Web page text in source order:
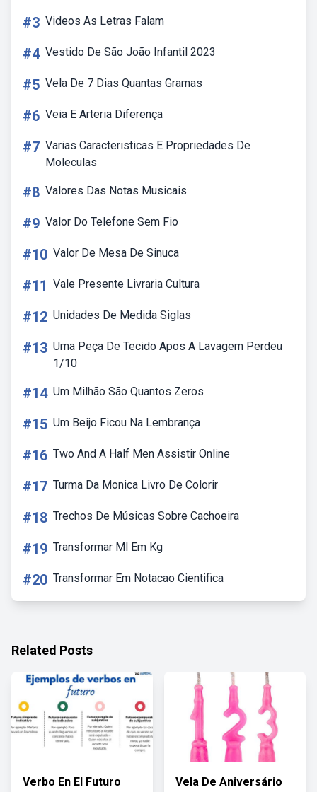
#3 Videos As Letras Falam
#4 Vestido De São João Infantil 2023
#5 Vela De 7 Dias Quantas Gramas
#6 Veia E Arteria Diferença
#7 Varias Caracteristicas E Propriedades De
Moleculas
#8 Valores Das Notas Musicais
#9 Valor Do Telefone Sem Fio
#10 Valor De Mesa De Sinuca
#11 Vale Presente Livraria Cultura
#12 Unidades De Medida Siglas
#13 Uma Peça De Tecido Apos A Lavagem Perdeu
1/10
#14 Um Milhão São Quantos Zeros
#15 Um Beijo Ficou Na Lembrança
#16 Two And A Half Men Assistir Online
#17 Turma Da Monica Livro De Colorir
#18 Trechos De Músicas Sobre Cachoeira
#19 Transformar Ml Em Kg
#20 Transformar Em Notacao Cientifica
Related Posts
Verbo En El Futuro Vela De Aniversário